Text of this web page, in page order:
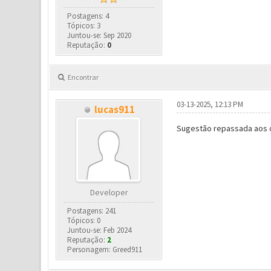
Postagens: 4
Tópicos: 3
Juntou-se: Sep 2020
Reputação: 0
Encontrar
lucas911
Developer
Postagens: 241
Tópicos: 0
Juntou-se: Feb 2024
Reputação: 2
Personagem: Greed911
03-13-2025, 12:13 PM
Sugestão repassada